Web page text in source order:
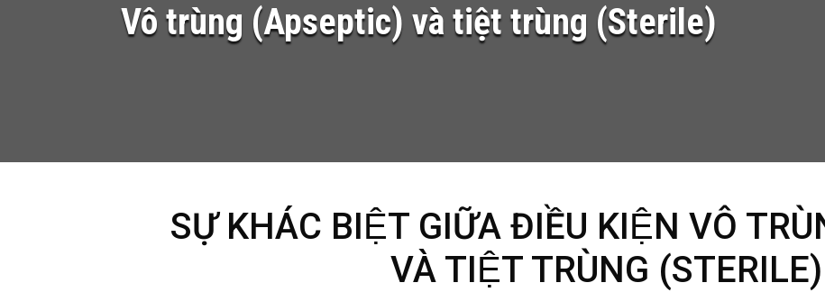
Vô trùng (Apseptic) và tiệt trùng (Sterile)
SỰ KHÁC BIỆT GIỮA ĐIỀU KIỆN VÔ
VÀ TIỆT TRÙNG (STERILE)